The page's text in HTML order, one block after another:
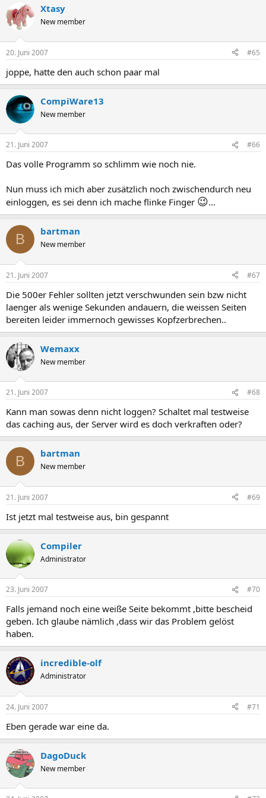
Xtasy
New member
20. Juni 2007 #65
joppe, hatte den auch schon paar mal
CompiWare13
New member
21. Juni 2007 #66
Das volle Programm so schlimm wie noch nie.
Nun muss ich mich aber zusätzlich noch zwischendurch neu
einloggen, es sei denn ich mache flinke Finger 😉...
B bartman
New member
21. Juni 2007 #67
Die 500er Fehler sollten jetzt verschwunden sein bzw nicht
laenger als wenige Sekunden andauern, die weissen Seiten
bereiten leider immernoch gewisses Kopfzerbrechen..
Wemaxx
New member
21. Juni 2007 #68
Kann man sowas denn nicht loggen? Schaltet mal testweise
das caching aus, der Server wird es doch verkraften oder?
B bartman
New member
21. Juni 2007 #69
Ist jetzt mal testweise aus, bin gespannt
Compiler
Administrator
23. Juni 2007 #70
Falls jemand noch eine weiße Seite bekommt ,bitte bescheid
geben. Ich glaube nämlich ,dass wir das Problem gelöst
haben.
incredible-olf
Administrator
24. Juni 2007 #71
Eben gerade war eine da.
DagoDuck
New member